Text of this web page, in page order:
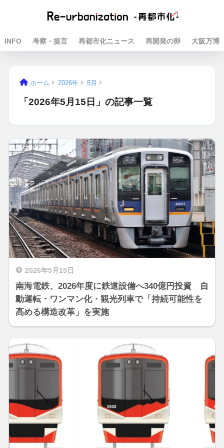
INFO 考察・提言 再都市化ニュース 再開発の卵 大阪万博
ホーム 2026年 5月
「2026年5月15日」の記事一覧
2026年5月15日
南海電鉄、2026年度に鉄道設備へ340億円投資 自
動運転・ワンマン化・観光列車で「持続可能性を
高める構造改革」を実施